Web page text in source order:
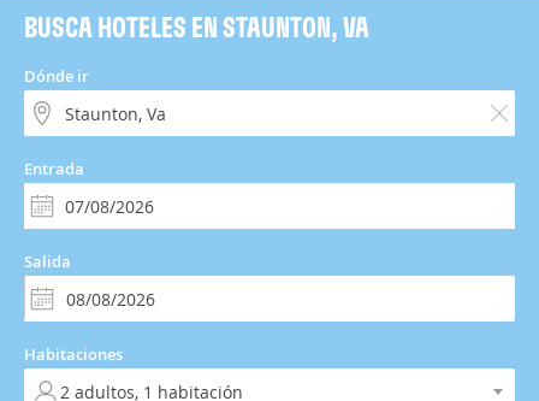
BUSCA HOTELES EN STAUNTON, VA
Dónde ir
Entrada
Salida
Habitaciones